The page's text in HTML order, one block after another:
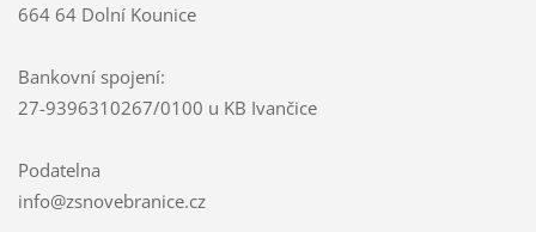
664 64 Dolní Kounice
Bankovní spojení:
27-9396310267/0100 u KB Ivančice
Podatelna
info@zsnovebranice.cz